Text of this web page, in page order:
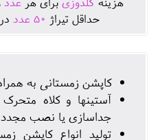
حداقل تيراژ 50 عدد
کاپشن زمستانی به
آستینها و کلاه
جداسازی یا نصب
تولید انواع کاپشن